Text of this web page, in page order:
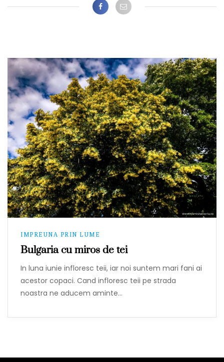
IMPREUNA PRIN LUME
Bulgaria cu miros de tei
In luna iunie infloresc teii, iar noi suntem mari fani ai
acestor copaci. Cand infloresc teii pe strada
noastra ne aducem aminte…